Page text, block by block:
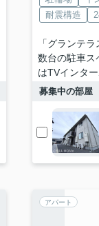
耐震構造
「グランテ
数台の駐車ス
はTVインタ
募集中の部屋
アパート